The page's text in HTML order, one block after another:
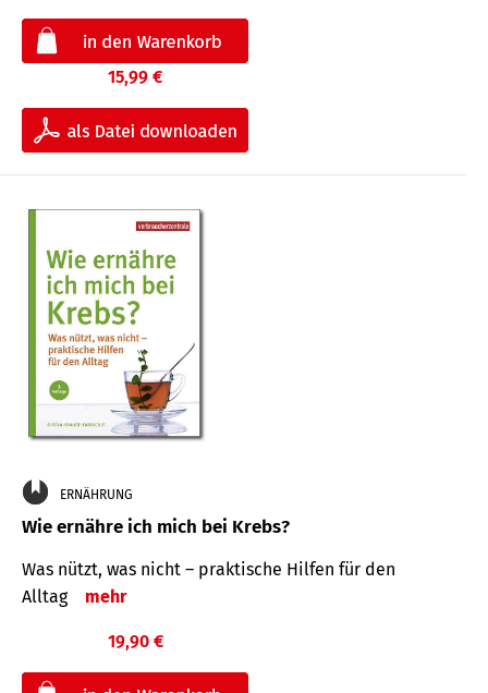
15,99 €
ERNÄHRUNG
Wie ernähre ich mich bei Krebs?
Was nützt, was nicht – praktische Hilfen für den
Alltag
mehr
19,90 €